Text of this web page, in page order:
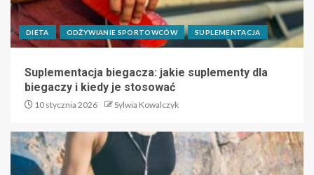
DIETA ODŻYWIANIE SPORTOWCÓW SUPLEMENTACJA
Suplementacja biegacza: jakie suplementy dla
biegaczy i kiedy je stosować
10 stycznia 2026 Sylwia Kowalczyk